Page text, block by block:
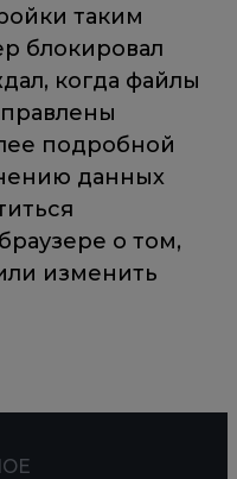
таким
блокировал
когда файлы
подробной
данных
о том,
изменить